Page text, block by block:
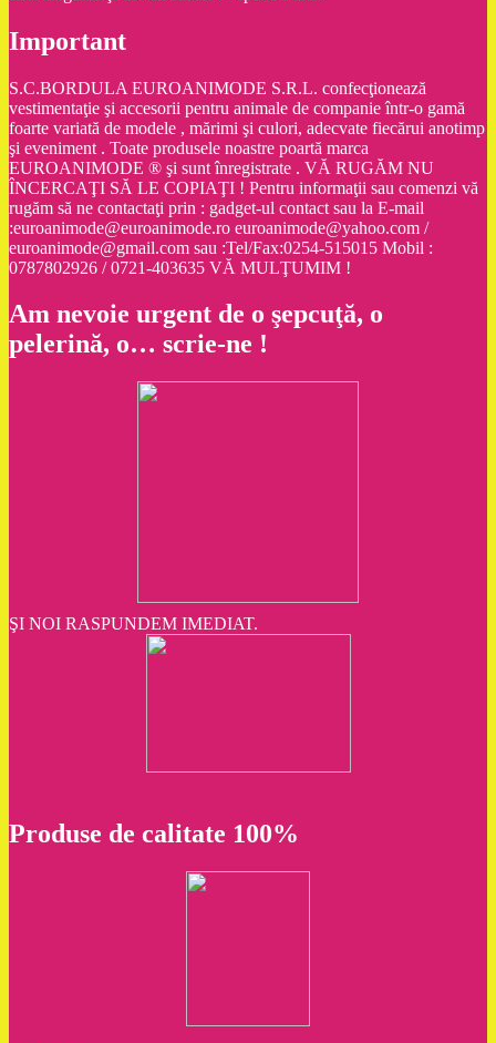
Important
S.C.BORDULA EUROANIMODE S.R.L. confecţionează
vestimentaţie şi accesorii pentru animale de companie într-o gamă
foarte variată de modele , mărimi şi culori, adecvate fiecărui anotimp
şi eveniment . Toate produsele noastre poartă marca
EUROANIMODE ® şi sunt înregistrate . VĂ RUGĂM NU
ÎNCERCAŢI SĂ LE COPIAŢI ! Pentru informaţii sau comenzi vă
rugăm să ne contactaţi prin : gadget-ul contact sau la E-mail
:euroanimode@euroanimode.ro euroanimode@yahoo.com /
euroanimode@gmail.com sau :Tel/Fax:0254-515015 Mobil :
0787802926 / 0721-403635 VĂ MULŢUMIM !
Am nevoie urgent de o şepcuţă, o
pelerină, o… scrie-ne !
ŞI NOI RASPUNDEM IMEDIAT.
Produse de calitate 100%